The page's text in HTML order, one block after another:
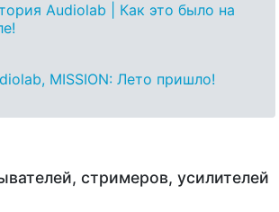
Audiolab | Как это было на
MISSION: Лето пришло!
стримеров, усилителей